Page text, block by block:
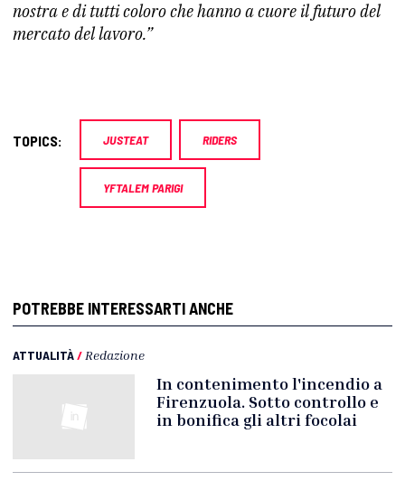
nostra e di tutti coloro che hanno a cuore il futuro del
mercato del lavoro.”
TOPICS: JUSTEAT RIDERS
YFTALEM PARIGI
POTREBBE INTERESSARTI ANCHE
ATTUALITÀ/ Redazione
In contenimento l'incendio a
Firenzuola. Sotto controllo e
in bonifica gli altri focolai